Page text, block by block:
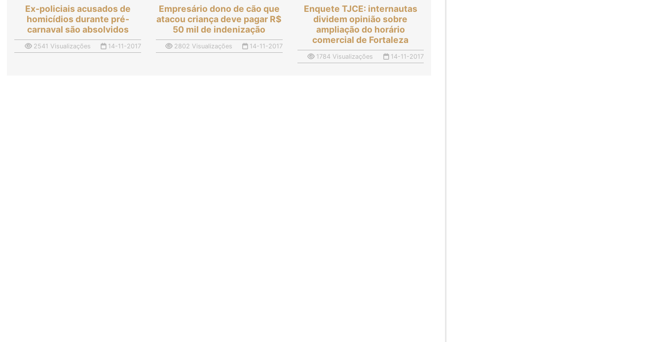
Ex-policiais acusados de
homicídios durante pré-
carnaval são absolvidos
2541 Visualizações 14-11-2017
Empresário dono de cão que
atacou criança deve pagar R$
50 mil de indenização
2802 Visualizações 14-11-2017
Enquete TJCE: internautas
dividem opinião sobre
ampliação do horário
comercial de Fortaleza
1784 Visualizações 14-11-2017